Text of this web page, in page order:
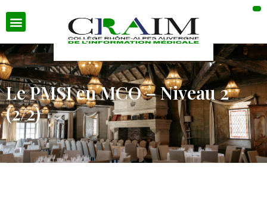
Le PMSI en MCO – Niveau 2
(2/2)